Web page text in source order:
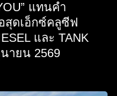
แทนคำ
ดเอ็กซ์คลูซีฟ
และ TANK
ายน 2569